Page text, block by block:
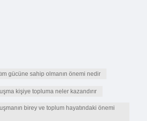
gücüne sahip olmanın önemi nedir
kişiye topluma neler kazandırır
birey ve toplum hayatındaki önemi